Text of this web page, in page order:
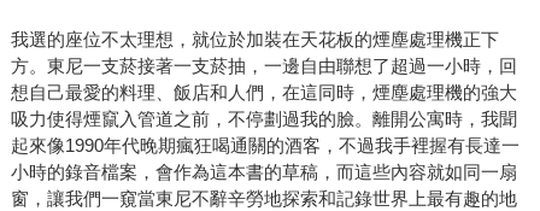
我選的座位不太理想，就位於加裝在天花板的煙塵處理機正下
方。東尼一支菸接著一支菸抽，一邊自由聯想了超過一小時，回
想自己最愛的料理、飯店和人們，在這同時，煙塵處理機的強大
吸力使得煙竄入管道之前，不停劃過我的臉。離開公寓時，我聞
起來像1990年代晚期瘋狂喝通關的酒客，不過我手裡握有長達一
小時的錄音檔案，會作為這本書的草稿，而這些內容就如同一扇
窗，讓我們一窺當東尼不辭辛勞地探索和記錄世界上最有趣的地